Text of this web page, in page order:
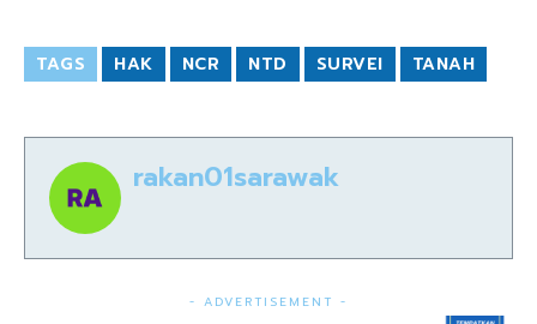
TAGS HAK NCR NTD SURVEI TANAH
rakan01sarawak
- ADVERTISEMENT -